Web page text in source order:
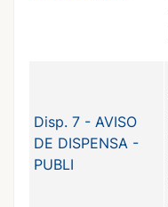
Disp. 7 - AVISO
DE DISPENSA -
PUBLI